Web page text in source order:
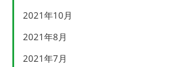
2021年10月
2021年8月
2021年7月